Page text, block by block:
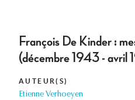
François De Kinder :
(décembre 1943 - avril
AUTEUR(S)
Etienne Verhoeyen